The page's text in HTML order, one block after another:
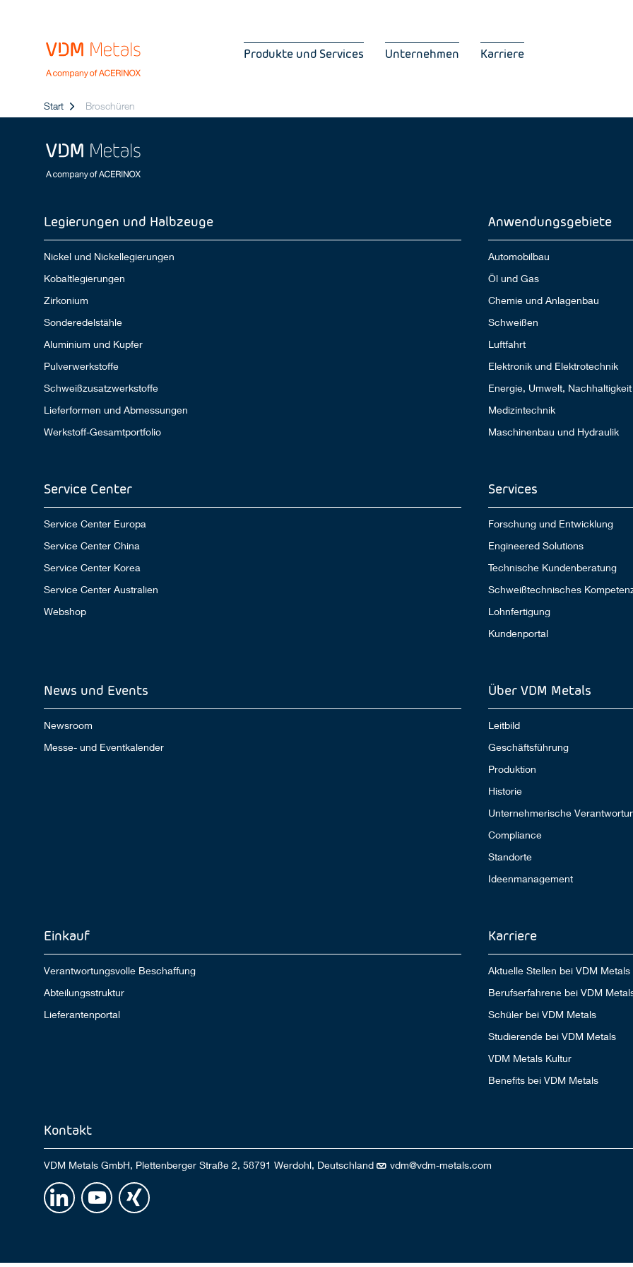
Produkte und Services Unternehmen Karriere
Start Broschüren
Legierungen und Halbzeuge
Nickel und Nickellegierungen
Kobaltlegierungen
Zirkonium
Sonderedelstähle
Aluminium und Kupfer
Pulverwerkstoffe
Schweißzusatzwerkstoffe
Lieferformen und Abmessungen
Werkstoff-Gesamtportfolio
Anwendungsgebiete
Automobilbau
Öl und Gas
Chemie und Anlagenbau
Schweißen
Luftfahrt
Elektronik und Elektrotechnik
Energie, Umwelt, Nachhaltigkeit
Medizintechnik
Maschinenbau und Hydraulik
Service Center
Service Center Europa
Service Center China
Service Center Korea
Service Center Australien
Webshop
Services
Forschung und Entwicklung
Engineered Solutions
Technische Kundenberatung
Schweißtechnisches
Lohnfertigung
Kundenportal
News und Events
Newsroom
Messe- und Eventkalender
Über VDM Metals
Leitbild
Geschäftsführung
Produktion
Historie
Unternehmerische
Compliance
Standorte
Ideenmanagement
Einkauf
Verantwortungsvolle Beschaffung
Abteilungsstruktur
Lieferantenportal
Karriere
Aktuelle Stellen bei VDM Metals
Berufserfahrene bei VDM
Schüler bei VDM Metals
Studierende bei VDM Metals
VDM Metals Kultur
Benefits bei VDM Metals
Kontakt
VDM Metals GmbH, Plettenberger Straße 2, 58791 Werdohl, Deutschland vdm@vdm-metals.com